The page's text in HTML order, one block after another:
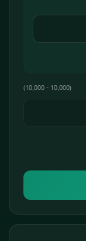
(10,000 - 10,000)